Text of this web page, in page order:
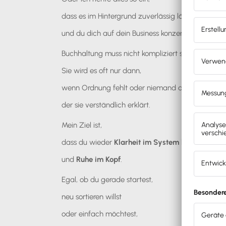
dass es im Hintergrund zuverlässig läuft
und du dich auf dein Business konzentrieren
Buchhaltung muss nicht kompliziert sein.
Sie wird es oft nur dann,
wenn Ordnung fehlt oder niemand da ist,
der sie verständlich erklärt.
Mein Ziel ist,
dass du wieder Klarheit im System hast
und Ruhe im Kopf.
Egal, ob du gerade startest,
neu sortieren willst
oder einfach möchtest,